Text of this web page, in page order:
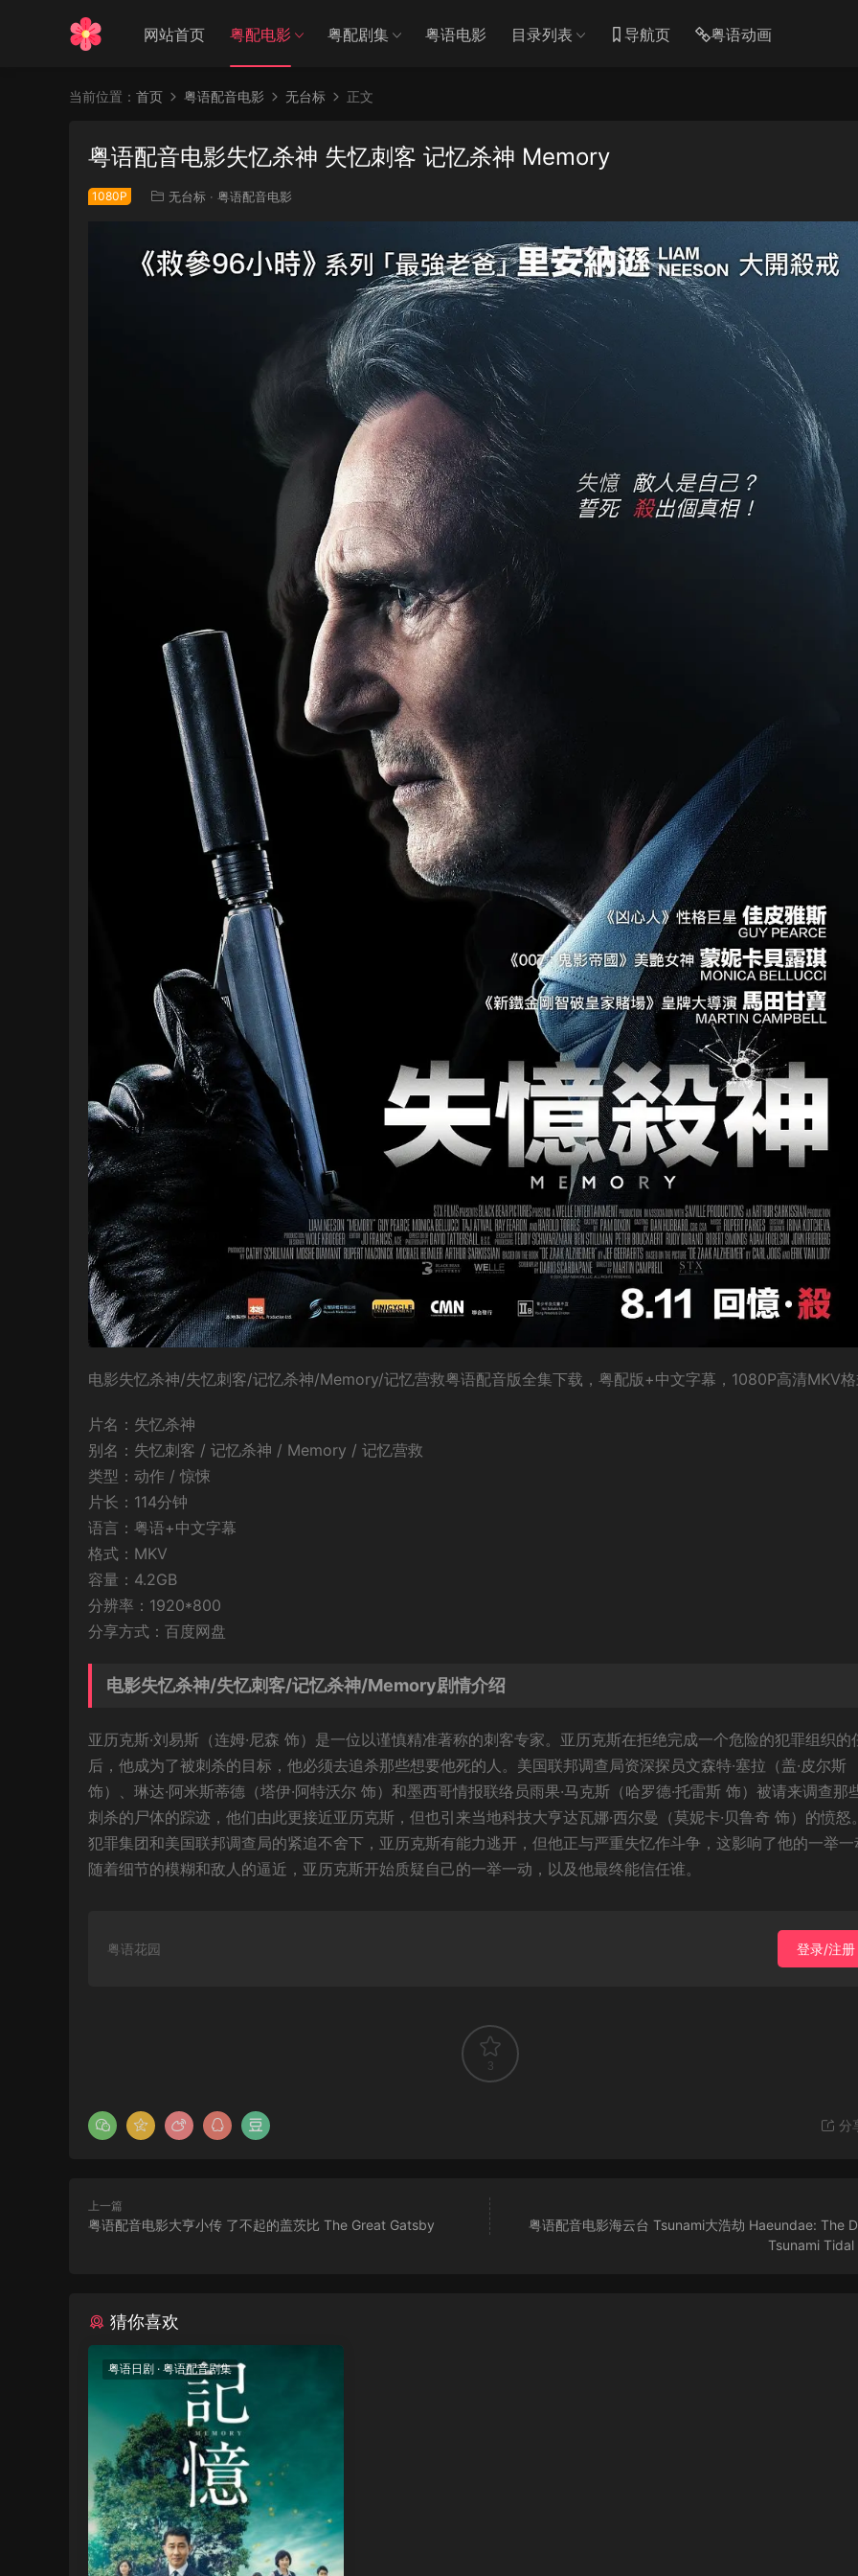
网站首页 粤配电影 粤配剧集 粤语电影 目录列表 导航页 粤语动画
当前位置： 首页 粤语配音电影 无台标 正文
粤语配音电影失忆杀神 失忆刺客 记忆杀神 Memory
1080P 无台标 · 粤语配音电影
电影失忆杀神/失忆刺客/记忆杀神/Memory/记忆营救粤语配音版全集下载，粤配版+中文字幕，1080P高清MKV
片名：失忆杀神
别名：失忆刺客 / 记忆杀神 / Memory / 记忆营救
类型：动作 / 惊悚
片长：114分钟
语言：粤语+中文字幕
格式：MKV
容量：4.2GB
分辨率：1920*800
分享方式：百度网盘
电影失忆杀神/失忆刺客/记忆杀神/Memory剧情介绍
亚历克斯·刘易斯（连姆·尼森 饰）是一位以谨慎精准著称的刺客专家。亚历克斯在拒绝完成一个危险的犯罪组织的
后，他成为了被刺杀的目标，他必须去追杀那些想要他死的人。美国联邦调查局资深探员文森特·塞拉（盖·皮尔斯
饰）、琳达·阿米斯蒂德（塔伊·阿特沃尔 饰）和墨西哥情报联络员雨果·马克斯（哈罗德·托雷斯 饰）被请来调查那
刺杀的尸体的踪迹，他们由此更接近亚历克斯，但也引来当地科技大亨达瓦娜·西尔曼（莫妮卡·贝鲁奇 饰）的愤怒
犯罪集团和美国联邦调查局的紧追不舍下，亚历克斯有能力逃开，但他正与严重失忆作斗争，这影响了他的一举一
随着细节的模糊和敌人的逼近，亚历克斯开始质疑自己的一举一动，以及他最终能信任谁。
粤语花园 登录/注册
3
分
上一篇
粤语配音电影大亨小传 了不起的盖茨比 The Great Gatsby
粤语配音电影海云台 Tsunami大浩劫 Haeundae: The
Tsunami Tidal
猜你喜欢
粤语日剧 · 粤语配音剧集